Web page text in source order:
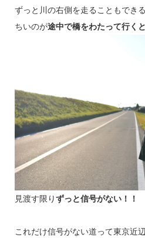
ずっと川の右側を走ることもでき
ちいのが途中で橋をわたって行く
見渡す限りずっと信号がない！！
これだけ信号がない道って東京近